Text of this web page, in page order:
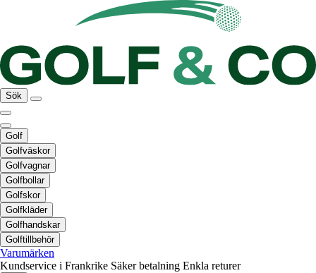
Sök
Golf
Golfväskor
Golfvagnar
Golfbollar
Golfskor
Golfkläder
Golfhandskar
Golftillbehör
Varumärken
Kundservice i Frankrike Säker betalning Enkla returer